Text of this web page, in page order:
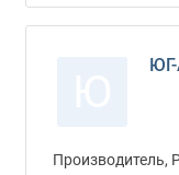
Производитель,